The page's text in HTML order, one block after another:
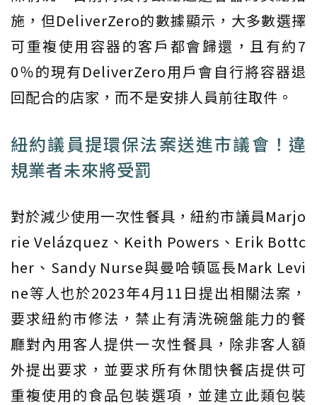
施，但DeliverZero的數據顯示，大多數選擇
可重複使用容器的客戶都會歸還，且有約7
0％的現有DeliverZero用戶會自行將容器退
回配合的店家，而不是安排人員前往取件。
紐約議員提環保法案送進市議會！違
規業者未來將受罰
對於減少使用一次性餐具，紐約市議員Marjo
rie Velázquez、Keith Powers、Erik Bottc
her、Sandy Nurse與曼哈頓區長Mark Levi
ne等人也於2023年4月11日提出相關法案，
要求紐約市修法，禁止有清洗碗盤能力的餐
廳對內用客人提供一次性餐具，除非客人額
外提出要求，並要求所有休閒快餐店提供可
重複使用的食品包裝選項，並建立此類包裝